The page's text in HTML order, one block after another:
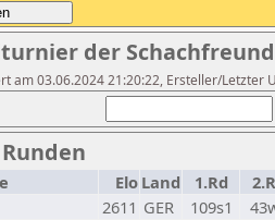
der
am 03.06.2024 21:20:22, Ersteller/Letzter
Elo Land 1.Rd
2611 GER 109s1